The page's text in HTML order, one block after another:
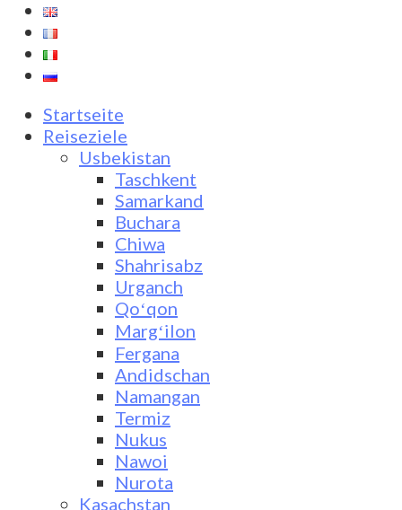
Startseite
Reiseziele
Usbekistan
Taschkent
Samarkand
Buchara
Chiwa
Shahrisabz
Urganch
Qoʻqon
Margʻilon
Fergana
Andidschan
Namangan
Termiz
Nukus
Nawoi
Nurota
Kasachstan